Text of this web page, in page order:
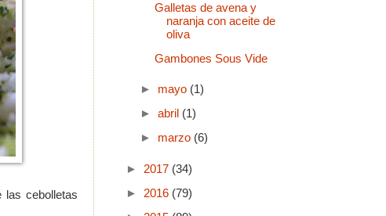
las cebolletas
Galletas de avena y
naranja con aceite de
oliva
Gambones Sous Vide
► mayo (1)
► abril (1)
► marzo (6)
► 2017 (34)
► 2016 (79)